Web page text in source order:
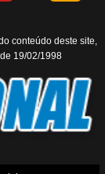
conteúdo deste site,
19/02/1998